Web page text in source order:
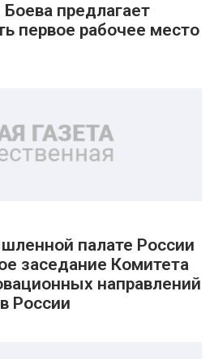
предлагает
первое рабочее место
палате России
заседание Комитета
направлений
России